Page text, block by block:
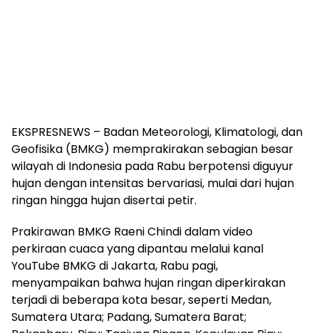
EKSPRESNEWS – Badan Meteorologi, Klimatologi, dan
Geofisika (BMKG) memprakirakan sebagian besar
wilayah di Indonesia pada Rabu berpotensi diguyur
hujan dengan intensitas bervariasi, mulai dari hujan
ringan hingga hujan disertai petir.
Prakirawan BMKG Raeni Chindi dalam video
perkiraan cuaca yang dipantau melalui kanal
YouTube BMKG di Jakarta, Rabu pagi,
menyampaikan bahwa hujan ringan diperkirakan
terjadi di beberapa kota besar, seperti Medan,
Sumatera Utara; Padang, Sumatera Barat;